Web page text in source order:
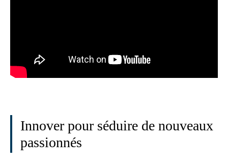
Innover pour séduire de nouveaux
passionnés